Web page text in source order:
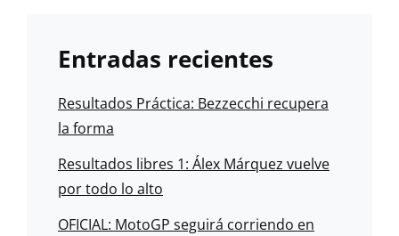
Entradas recientes
Resultados Práctica: Bezzecchi recupera
la forma
Resultados libres 1: Álex Márquez vuelve
por todo lo alto
OFICIAL: MotoGP seguirá corriendo en